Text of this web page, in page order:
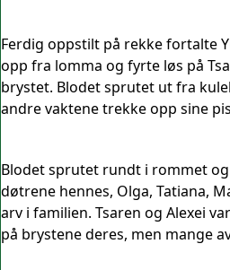
Ferdig oppstilt på rekke fortalte
opp fra lomma og fyrte løs på
brystet. Blodet sprutet ut fra
andre vaktene trekke opp sine
Blodet sprutet rundt i rommet
døtrene hennes, Olga, Tatiana,
arv i familien. Tsaren og Alexei
på brystene deres, men mange